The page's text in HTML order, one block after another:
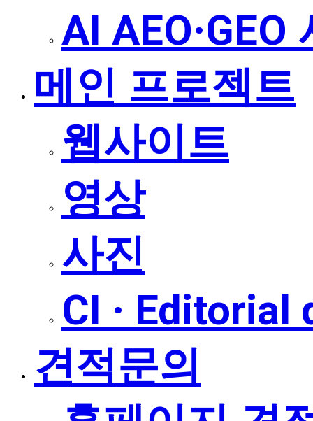
AI AEO·GEO
메인 프로젝트
웹사이트
영상
사진
CI · Editorial
견적문의